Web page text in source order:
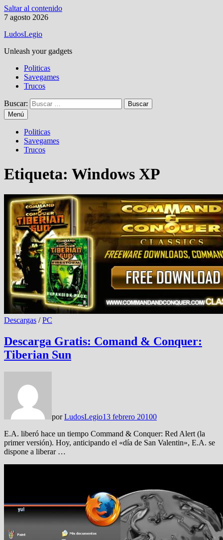
Saltar al contenido
7 agosto 2026
LudosLegio
Unleash your gadgets
Politicas
Savegames
Trucos
Buscar:
Menú
Politicas
Savegames
Trucos
Etiqueta: Windows XP
Descargas /PC
Descarga Gratis: Comand & Conquer:
Tiberian Sun
porLudosLegio13 febrero 20100
E.A. liberó hace un tiempo Command & Conquer: Red Alert (la
primer versión). Hoy, anticipando el «día de San Valentin», E.A. se
dispone a liberar …